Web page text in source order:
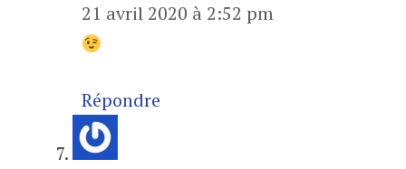
21 avril 2020 à 2:52 pm
Répondre